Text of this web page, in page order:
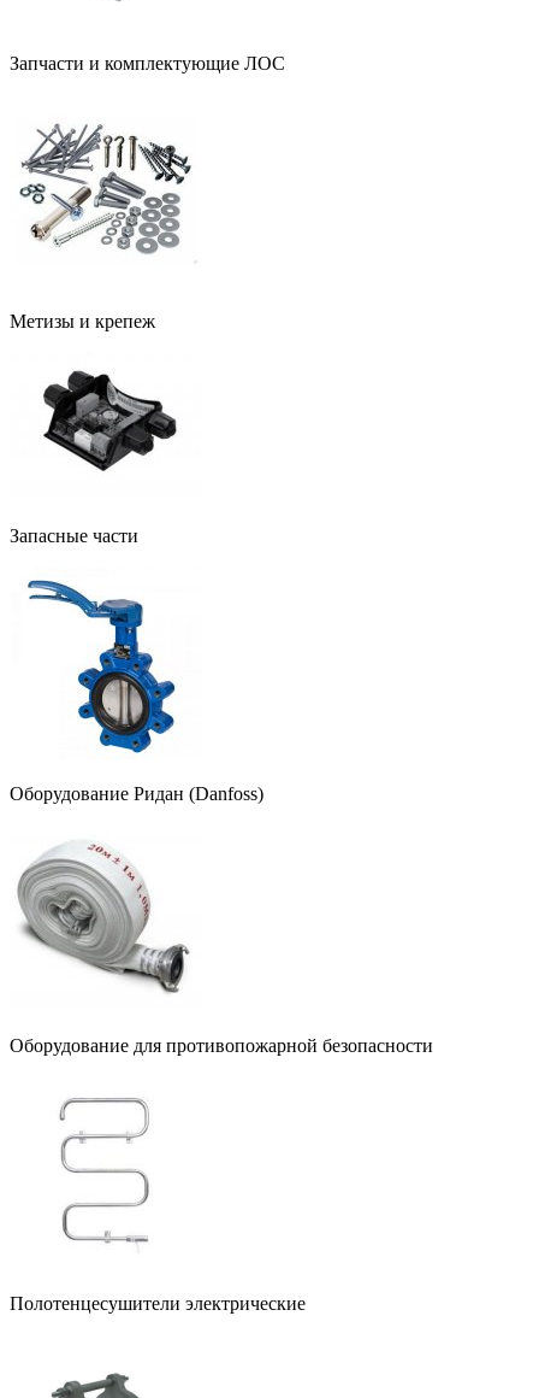
Запчасти и комплектующие ЛОС
Метизы и крепеж
Запасные части
Оборудование Ридан (Danfoss)
Оборудование для противопожарной безопасности
Полотенцесушители электрические